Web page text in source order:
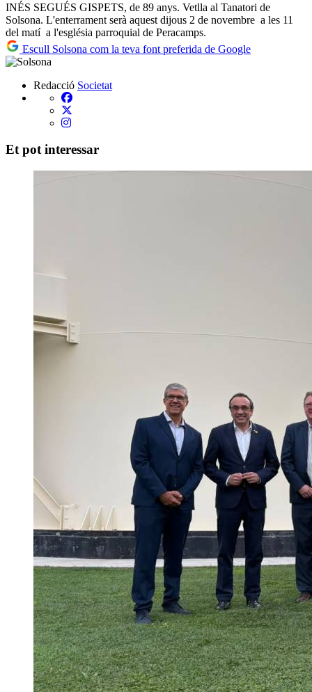
INÉS SEGUÉS GISPETS, de 89 anys. Vetlla al Tanatori de
Solsona. L'enterrament serà aquest dijous 2 de novembre a les 11
del matí a l'església parroquial de Peracamps.
Escull Solsona com la teva font preferida de Google
Redacció Societat
Et pot interessar